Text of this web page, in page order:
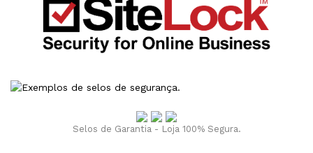
Selos de Garantia - Loja 100% Segura.